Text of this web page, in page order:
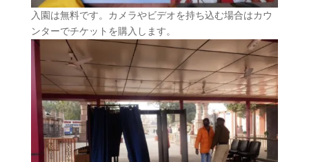
入園は無料です。カメラやビデオを持ち込む場合はカウ
ンターでチケットを購入します。